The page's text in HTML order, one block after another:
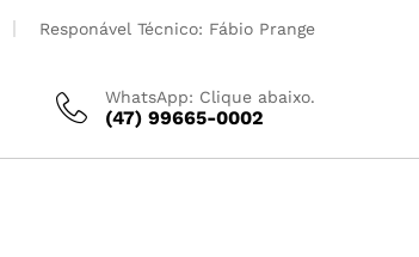
Responável Técnico: Fábio Prange
WhatsApp: Clique abaixo.
(47) 99665-0002